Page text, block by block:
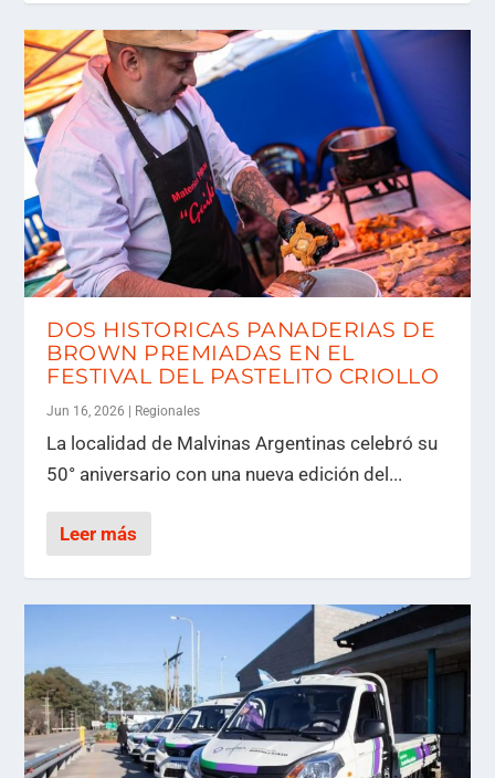
DOS HISTORICAS PANADERIAS DE
BROWN PREMIADAS EN EL
FESTIVAL DEL PASTELITO CRIOLLO
Jun 16, 2026 Regionales
La localidad de Malvinas Argentinas celebró su
50° aniversario con una nueva edición del...
Leer más